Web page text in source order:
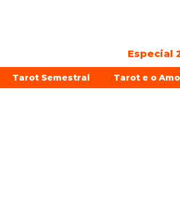
Especial
Tarot Semestral Tarot e o